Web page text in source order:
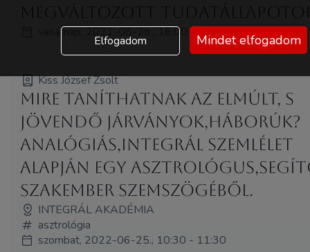
vasárnap, 2021-08-29., 16:00 - 17:30
Kiss József Zsolt
Mire taníthatnak az elmúlt, s
jövendő járványok,háborúk?
Analógiás,integrál szemlélet
alapján egy
szakember szemszögéből.
INTEGRÁL AKADÉMIA
asztrológia
szombat, 2022-06-25., 10:30 - 11:30
Elfogadom Mindet elfogadom